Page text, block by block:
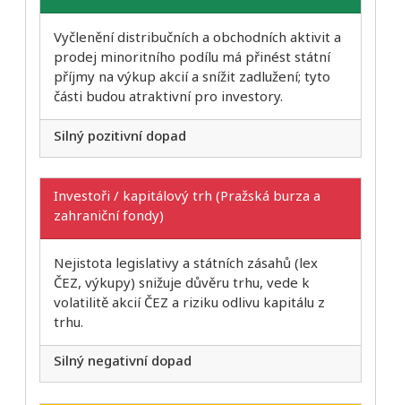
Vyčlenění distribučních a obchodních aktivit a
prodej minoritního podílu má přinést státní
příjmy na výkup akcií a snížit zadlužení; tyto
části budou atraktivní pro investory.
Silný pozitivní dopad
Investoři / kapitálový trh (Pražská burza a
zahraniční fondy)
Nejistota legislativy a státních zásahů (lex
ČEZ, výkupy) snižuje důvěru trhu, vede k
volatilitě akcií ČEZ a riziku odlivu kapitálu z
trhu.
Silný negativní dopad